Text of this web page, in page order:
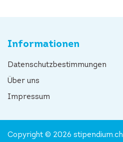
Informationen
Datenschutzbestimmungen
Über uns
Impressum
Copyright © 2026 stipendium.ch